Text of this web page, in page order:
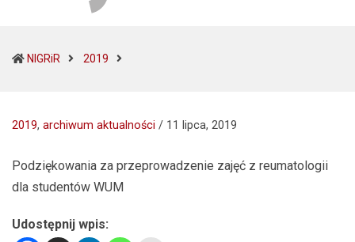
NIGRiR 2019
2019, archiwum aktualności / 11 lipca, 2019
Podziękowania za przeprowadzenie zajęć z reumatologii
dla studentów WUM
Udostępnij wpis: